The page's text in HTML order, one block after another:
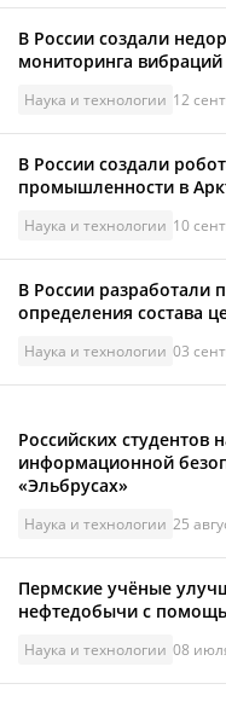
В России создали
мониторинга
Наука и технологии 12
В России создали
промышленности в
Наука и технологии 10
В России разработали
определения состава
Наука и технологии 03
Российских студентов
информационной
«Эльбрусах»
Наука и технологии 25
Пермские учёные
нефтедобычи с
Наука и технологии 08